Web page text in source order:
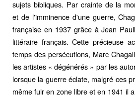
sujets bibliques. Par crainte de la
et de l'imminence d'une guerre,
française en 1937 grâce à Jean
littéraire français. Cette précieuse
temps des persécutions, Marc
les artistes « dégénérés » par les
lorsque la guerre éclate, malgré ces
même fuir en zone libre et en 1941 il